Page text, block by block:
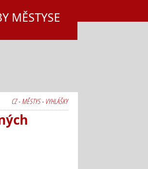
MĚSTYSE
CZ-MĚSTYS- VYHLÁŠKY